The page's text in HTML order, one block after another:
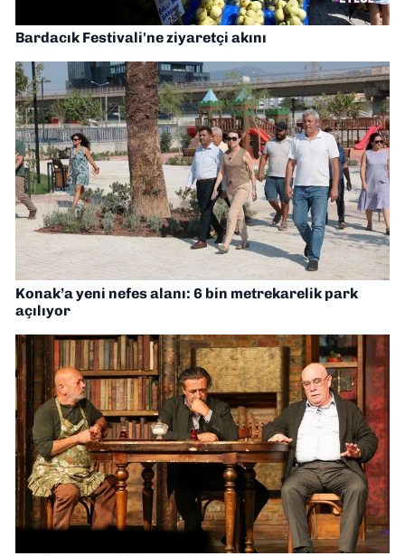
Bardacık Festivali'ne ziyaretçi akını
Konak’a yeni nefes alanı: 6 bin metrekarelik park
açılıyor